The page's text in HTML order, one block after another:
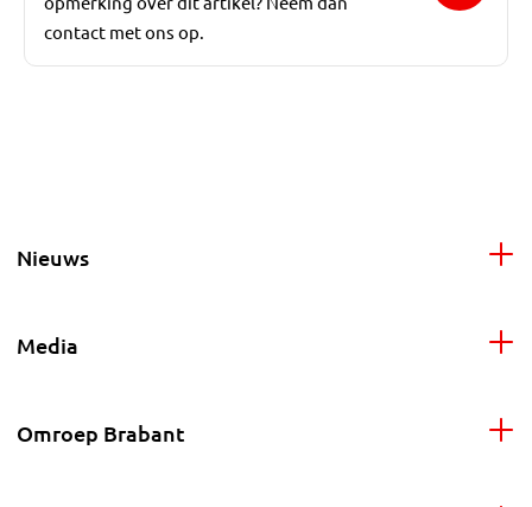
contact met ons op.
Nieuws
Media
Omroep Brabant